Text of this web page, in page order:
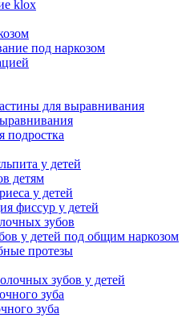
klox
под наркозом
для выравнивания
подростка
у детей
детям
у детей
фиссур у детей
зубов
у детей под общим наркозом
протезы
зубов у детей
зуба
зуба